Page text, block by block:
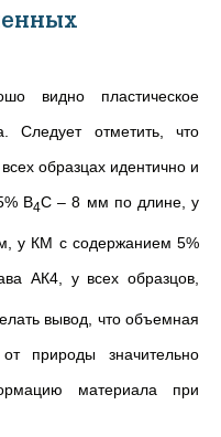
видно пластическое
Следует отметить, что
образцах идентично и
B4C– 8 мм по длине, у
у КМ с содержанием 5%
АК4, у всех образцов,
вывод, что объемная
природы значительно
материала при